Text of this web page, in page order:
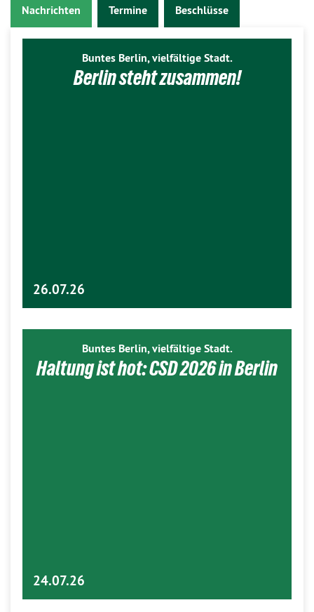
Nachrichten Termine Beschlüsse
Buntes Berlin, vielfältige Stadt.
Berlin steht zusammen!
26.07.26
Buntes Berlin, vielfältige Stadt.
Haltung ist hot: CSD 2026 in Berlin
24.07.26